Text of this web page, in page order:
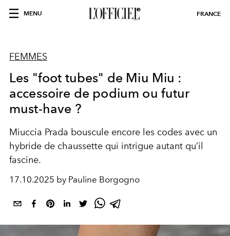
MENU FRANCE
FEMMES
Les "foot tubes" de Miu Miu :
accessoire de podium ou futur
must-have ?
Miuccia Prada bouscule encore les codes avec un
hybride de chaussette qui intrigue autant qu’il
fascine.
17.10.2025 by Pauline Borgogno